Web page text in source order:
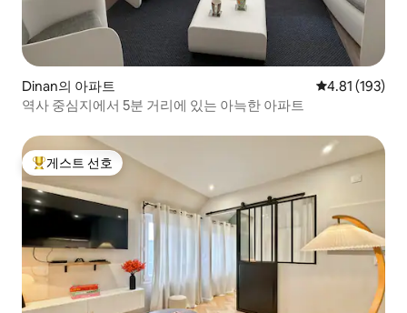
Dinan의 아파트 평점 4.81점(5
4.81 (193)
역사 중심지에서 5분 거리에 있는 아늑한 아파트
상위 게스트 선호
게스트 선호